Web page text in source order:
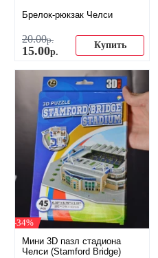
Брелок-рюкзак Челси
20.00р.
15.00р.
Купить
-34%
Мини 3D пазл стадиона
Челси (Stamford Bridge)